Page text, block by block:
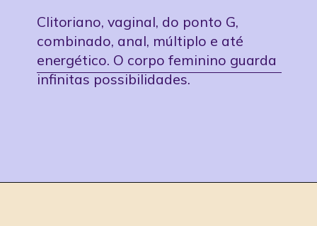
Clitoriano, vaginal, do ponto G,
combinado, anal, múltiplo e até
energético. O corpo feminino guarda
infinitas possibilidades.